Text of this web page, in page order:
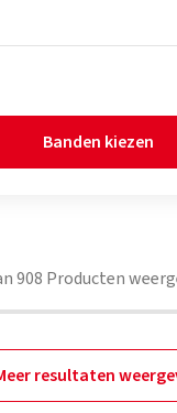
Banden kiezen
908 Producten
resultaten